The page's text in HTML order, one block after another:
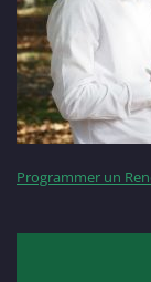
Programmer un